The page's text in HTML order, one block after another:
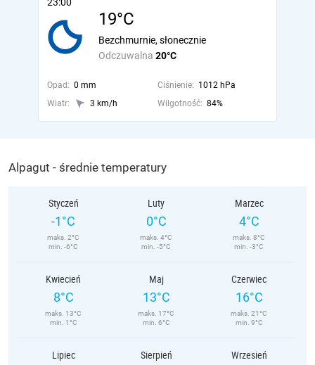
19°C
Odczuwalna 20°C
Bezchmurnie, słonecznie
Opad: 0 mm Ciśnienie: 1012 hPa
Wiatr:
3 km/h Wilgotność: 84%
Alpagut - średnie temperatury
Styczeń
-1°C
maks. 2°C
min. -6°C
Luty
0°C
maks. 4°C
min. -5°C
Marzec
4°C
maks. 8°C
min. -3°C
Kwiecień
8°C
maks. 13°C
min. 1°C
Maj
13°C
maks. 17°C
min. 6°C
Czerwiec
16°C
maks. 21°C
min. 9°C
Lipiec Sierpień Wrzesień